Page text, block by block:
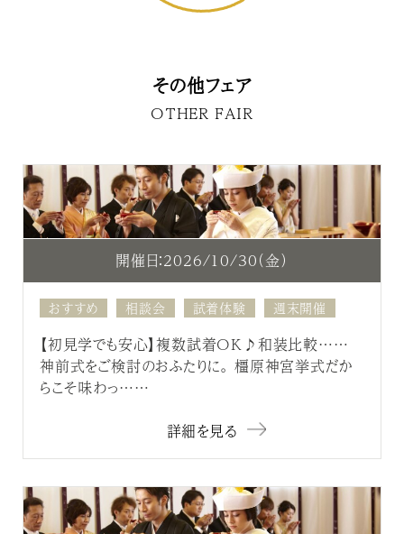
その他フェア
OTHER FAIR
開催日：2026/10/30（金）
おすすめ 相談会 試着体験 週末開催
【初見学でも安心】複数試着OK♪和装比較……
神前式をご検討のおふたりに。 橿原神宮挙式だか
らこそ味わっ……
詳細を見る